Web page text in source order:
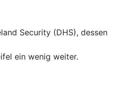
Security (DHS), dessen
ein wenig weiter.